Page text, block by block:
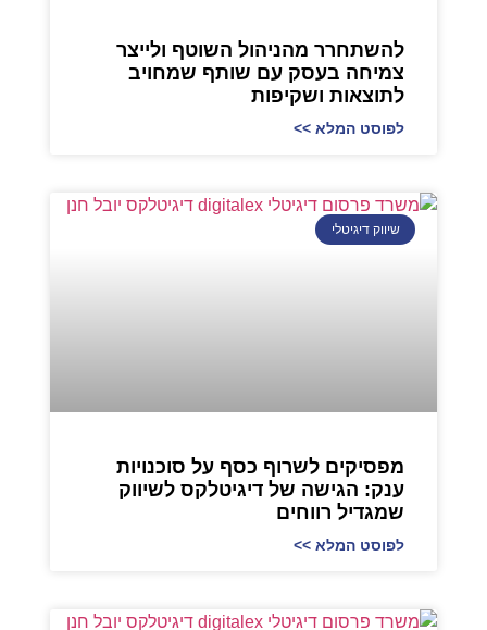
להשתחרר מהניהול השוטף ולייצר
צמיחה בעסק עם שותף שמחויב
לתוצאות ושקיפות
לפוסט המלא >>
שיווק דיגיטלי
מפסיקים לשרוף כסף על סוכנויות
ענק: הגישה של דיגיטלקס לשיווק
שמגדיל רווחים
לפוסט המלא >>